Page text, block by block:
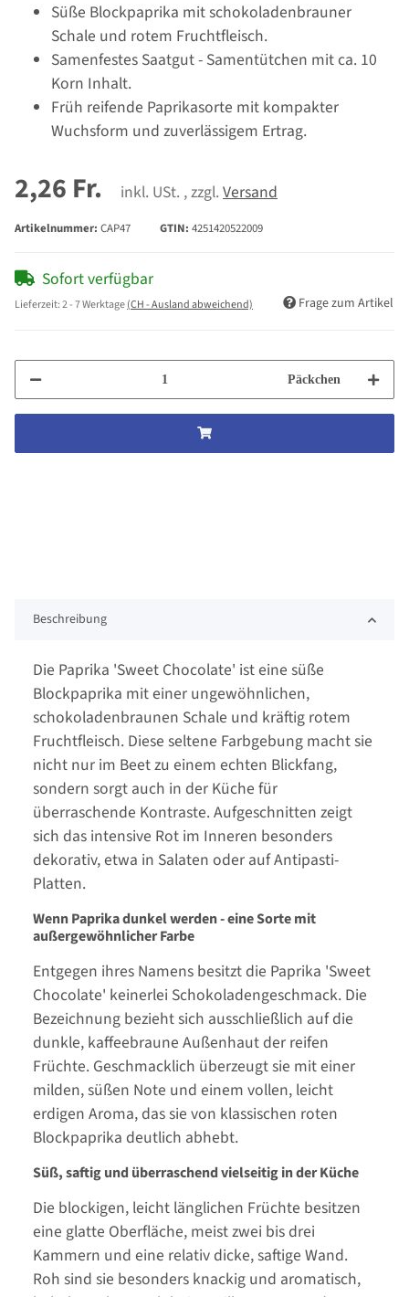
Süße Blockpaprika mit schokoladenbrauner
Schale und rotem Fruchtfleisch.
Samenfestes Saatgut - Samentütchen mit ca. 10
Korn Inhalt.
Früh reifende Paprikasorte mit kompakter
Wuchsform und zuverlässigem Ertrag.
2,26 Fr. inkl. USt. , zzgl. Versand
Artikelnummer: CAP47 GTIN: 4251420522009
Sofort verfügbar
Lieferzeit:2 - 7 Werktage(CH - Ausland abweichend) Frage zum Artikel
Päckchen
Beschreibung
Die Paprika 'Sweet Chocolate' ist eine süße
Blockpaprika mit einer ungewöhnlichen,
schokoladenbraunen Schale und kräftig rotem
Fruchtfleisch. Diese seltene Farbgebung macht sie
nicht nur im Beet zu einem echten Blickfang,
sondern sorgt auch in der Küche für
überraschende Kontraste. Aufgeschnitten zeigt
sich das intensive Rot im Inneren besonders
dekorativ, etwa in Salaten oder auf Antipasti-
Platten.
Wenn Paprika dunkel werden - eine Sorte mit
außergewöhnlicher Farbe
Entgegen ihres Namens besitzt die Paprika 'Sweet
Chocolate' keinerlei Schokoladengeschmack. Die
Bezeichnung bezieht sich ausschließlich auf die
dunkle, kaffeebraune Außenhaut der reifen
Früchte. Geschmacklich überzeugt sie mit einer
milden, süßen Note und einem vollen, leicht
erdigen Aroma, das sie von klassischen roten
Blockpaprika deutlich abhebt.
Süß, saftig und überraschend vielseitig in der Küche
Die blockigen, leicht länglichen Früchte besitzen
eine glatte Oberfläche, meist zwei bis drei
Kammern und eine relativ dicke, saftige Wand.
Roh sind sie besonders knackig und aromatisch,